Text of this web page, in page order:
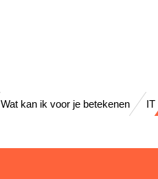
Wat kan ik voor je betekenen IT